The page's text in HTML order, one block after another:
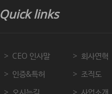
Quick links
CEO 인사말
회사연혁
인증&특허
조직도